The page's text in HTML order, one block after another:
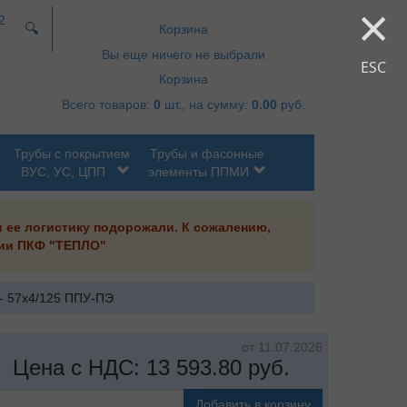
×
ESC
Корзина
Вы еще ничего не выбрали
Корзина
Всего товаров: 0 шт., на сумму: 0.00 руб.
🔍
Трубы с покрытием
ВУС, УС, ЦПП
Трубы и фасонные
элементы ППМИ
логистику подорожали. К сожалению,
ПКФ "ТЕПЛО"
- 57х4/125 ППУ-ПЭ
от 11.07.2026
Цена с НДС: 13 593.80руб.